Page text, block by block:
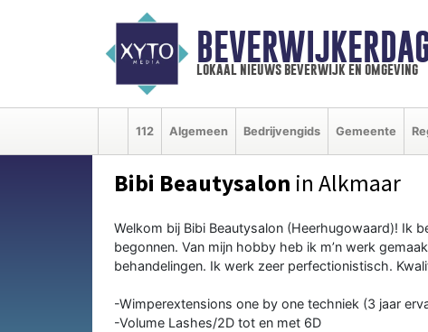
lokaal nieuws beverwijk en omgeving
112 Algemeen Bedrijvengids Gemeente
Bibi Beautysalon in Alkmaar
Welkom bij Bibi Beautysalon (Heerhugowaard)! Ik
begonnen. Van mijn hobby heb ik m’n werk
behandelingen. Ik werk zeer perfectionistisch.
-Wimperextensions one by one techniek (3 jaar
-Volume Lashes/2D tot en met 6D